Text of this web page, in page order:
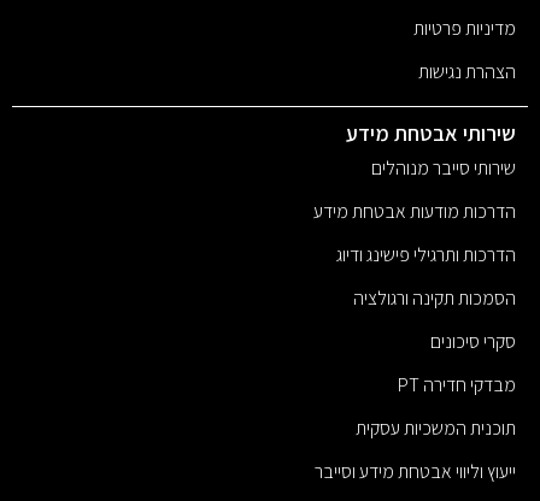
מדיניות פרטיות
הצהרת נגישות
שירותי אבטחת מידע
שירותי סייבר מנוהלים
הדרכות מודעות אבטחת מידע
הדרכות ותרגילי פישינג ודיוג
הסמכות תקינה ורגולציה
סקרי סיכונים
מבדקי חדירה PT
תוכנית המשכיות עסקית
ייעוץ וליווי אבטחת מידע וסייבר